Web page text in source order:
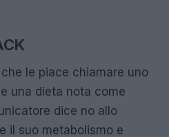
le piace chiamare uno
una dieta nota come
dice no allo
il suo metabolismo e